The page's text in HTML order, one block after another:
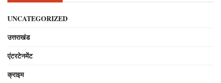
UNCATEGORIZED
उत्तराखंड
एंटरटेनमेंट
क्राइम